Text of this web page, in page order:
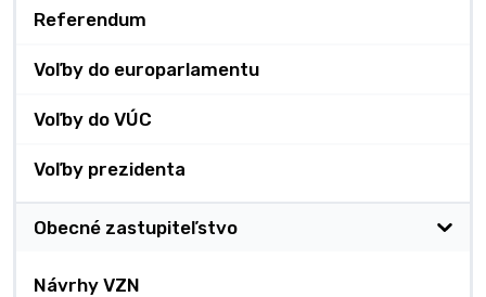
Referendum
Voľby do europarlamentu
Voľby do VÚC
Voľby prezidenta
Obecné zastupiteľstvo
Návrhy VZN